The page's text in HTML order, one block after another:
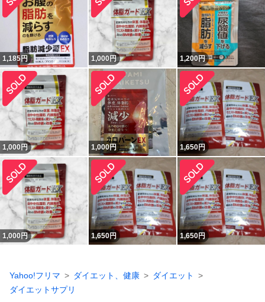
1,185円 1,000 円 1,200円
1,000 円 1,000円 1,650円
1,000 円 1,650円 1,650円
Yahoo!フリマ ダイエット、健康
ダイエット
ダイエットサプリ